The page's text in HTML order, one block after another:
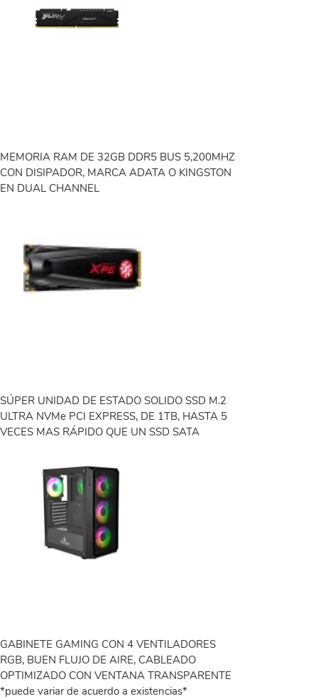
MEMORIA RAM DE 32GB DDR5 BUS 5,200MHZ
CON DISIPADOR, MARCA ADATA O KINGSTON
EN DUAL CHANNEL
SÚPER UNIDAD DE ESTADO SOLIDO SSD M.2
ULTRA NVMe PCI EXPRESS, DE 1TB, HASTA 5
VECES MAS RÁPIDO QUE UN SSD SATA
GABINETE GAMING CON 4 VENTILADORES
RGB, BUEN FLUJO DE AIRE, CABLEADO
OPTIMIZADO CON VENTANA TRANSPARENTE
*puede variar de acuerdo a existencias*